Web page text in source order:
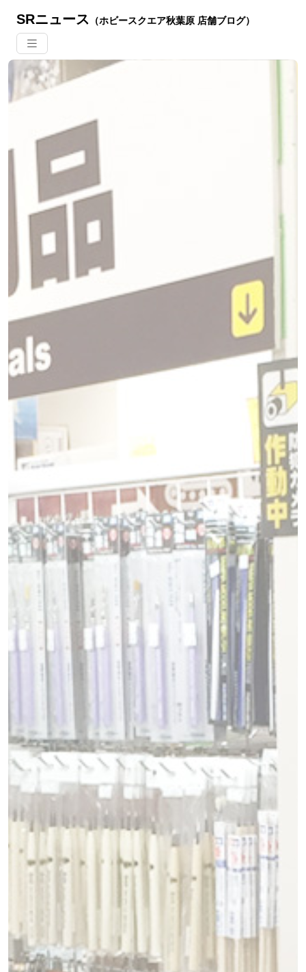
SRニュース （ホビースクエア秋葉原 店舗ブログ）